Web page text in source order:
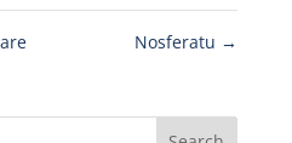
Nosferatu →